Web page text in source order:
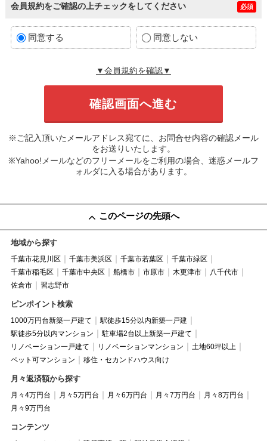
会員規約をご確認の上チェックをしてください 必須
同意する 同意しない
▼会員規約を確認▼
※ご記入頂いたメールアドレス宛てに、お問合せ内容の確認メール
をお送りいたします。
※Yahoo!メールなどのフリーメールをご利用の場合、迷惑メールフ
ォルダに入る場合があります。
このページの先頭へ
地域から探す
千葉市花見川区 千葉市美浜区 千葉市若葉区
千葉市緑区
千葉市稲毛区
千葉市中央区 船橋市 市原市 木更津市
八千代市
佐倉市
習志野市
ピンポイント検索
1000万円台新築一戸建て
駅徒歩15分以内新築一戸建
駅徒歩5分以内マンション
駐車場2台以上新築一戸建て
リノベーション一戸建て
リノベーションマンション
土地60坪以上
ペット可マンション
移住・セカンドハウス向け
月々返済額から探す
月々4万円台 月々5万円台 月々6万円台 月々7万円台
月々8万円台
月々9万円台
コンテンツ